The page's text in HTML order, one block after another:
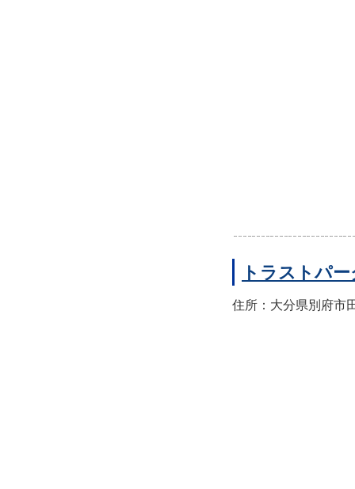
トラストパ
住所：大分県別府市